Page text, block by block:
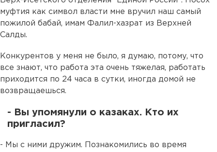
муфтия как символ власти мне вручил наш самый
пожилой бабай, имам Фалил-хазрат из Верхней
Салды.
Конкурентов у меня не было, я думаю, потому, что
все знают, что работа эта очень тяжелая, работать
приходится по 24 часа в сутки, иногда домой не
возвращаешься.
- Вы упомянули о казаках. Кто их
пригласил?
- Мы с ними дружим. Познакомились во время